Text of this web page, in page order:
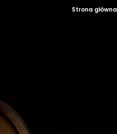
Strona główna